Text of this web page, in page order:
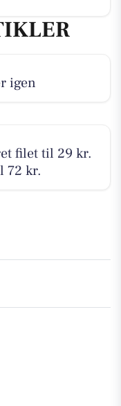
igen
filet til 29 kr.
72 kr.